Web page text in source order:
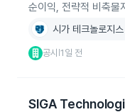
순이익, 전략적 비축물
시가 테크놀로지스
공시 |1일 전
SIGA